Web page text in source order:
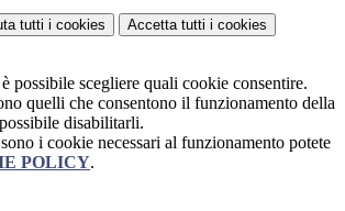
tutti i cookies Accetta tutti i cookies
possibile scegliere quali cookie consentire.
quelli che consentono il funzionamento della
disabilitarli.
i cookie necessari al funzionamento potete
POLICY.